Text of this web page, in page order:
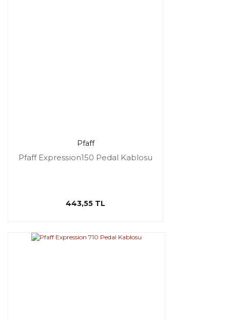
Pfaff
Pfaff Expression150 Pedal Kablosu
443,55 TL